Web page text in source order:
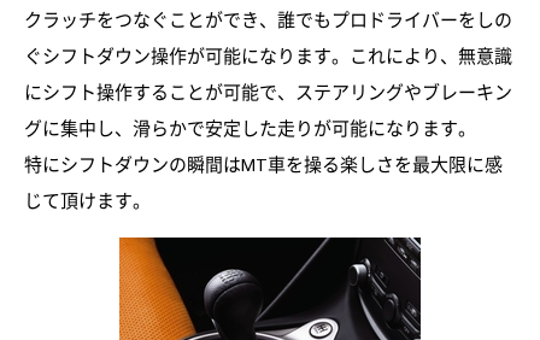
クラッチをつなぐことができ、誰でもプロドライバーをしの
ぐシフトダウン操作が可能になります。これにより、無意識
にシフト操作することが可能で、ステアリングやブレーキン
グに集中し、滑らかで安定した走りが可能になります。
特にシフトダウンの瞬間はMT車を操る楽しさを最大限に感
じて頂けます。